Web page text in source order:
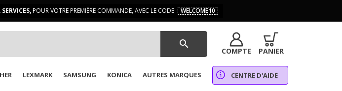
POUR VOTRE PREMIÈRE COMMANDE, AVEC LE CODE WELCOME10
search
COMPTE PANIER
LEXMARK SAMSUNG KONICA AUTRES MARQUES CENTRE D'AIDE